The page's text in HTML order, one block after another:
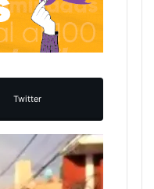
Twitter